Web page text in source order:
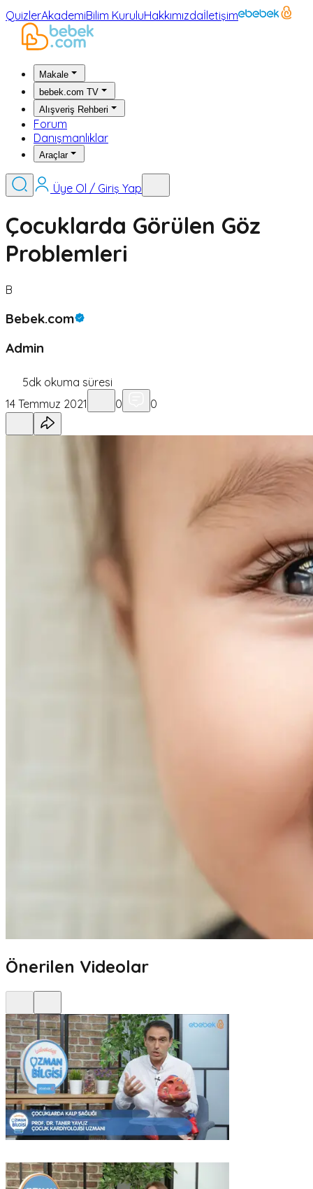
QuizlerAkademiBilim KuruluHakkımızdaİletişim
Makale
bebek.com TV
Alışveriş Rehberi
Forum
Danışmanlıklar
Araçlar
Üye Ol / Giriş Yap
Çocuklarda Görülen Göz
Problemleri
B
Bebek.com
Admin
5dk okuma süresi
14 Temmuz 2021
0 0
Önerilen Videolar